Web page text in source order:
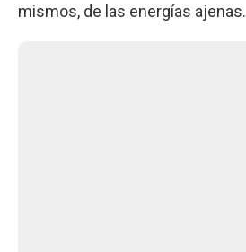
mismos, de las energías ajenas.